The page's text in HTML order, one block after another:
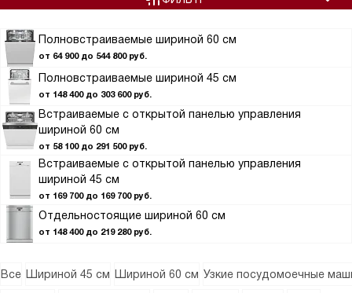
Полновстраиваемые шириной 60 см
от 64 900 до 544 800 руб.
Полновстраиваемые шириной 45 см
от 148 400 до 303 600 руб.
Встраиваемые с открытой панелью управления
шириной 60 см
от 58 100 до 291 500 руб.
Встраиваемые с открытой панелью управления
шириной 45 см
от 169 700 до 169 700 руб.
Отдельностоящие шириной 60 см
от 148 400 до 219 280 руб.
Все Шириной 45 см Шириной 60 см Узкие посудомоечные